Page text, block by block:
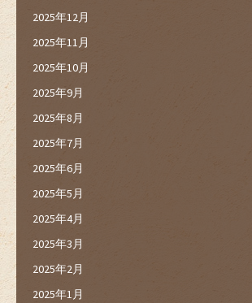
2025年12月
2025年11月
2025年10月
2025年9月
2025年8月
2025年7月
2025年6月
2025年5月
2025年4月
2025年3月
2025年2月
2025年1月